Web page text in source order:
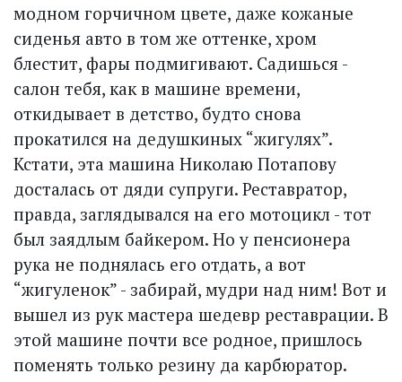
модном горчичном цвете, даже кожаные
сиденья авто в том же оттенке, хром
блестит, фары подмигивают. Садишься -
салон тебя, как в машине времени,
откидывает в детство, будто снова
прокатился на дедушкиных “жигулях”.
Кстати, эта машина Николаю Потапову
досталась от дяди супруги. Реставратор,
правда, заглядывался на его мотоцикл - тот
был заядлым байкером. Но у пенсионера
рука не поднялась его отдать, а вот
“жигуленок” - забирай, мудри над ним! Вот и
вышел из рук мастера шедевр реставрации. В
этой машине почти все родное, пришлось
поменять только резину да карбюратор.